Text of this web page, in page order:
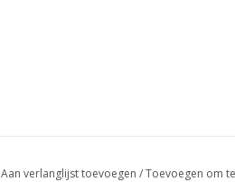
Aan verlanglijst toevoegen /Toevoegen om